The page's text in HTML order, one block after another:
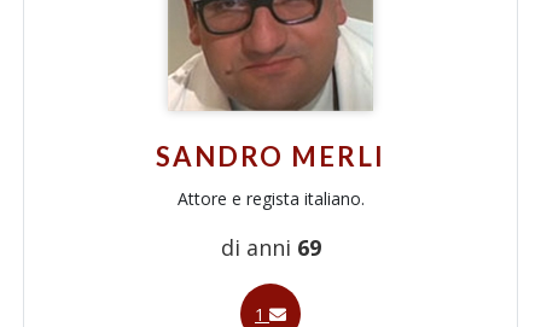
SANDRO MERLI
Attore e regista italiano.
di anni 69
1